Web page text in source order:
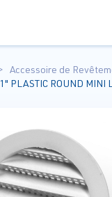
Accessoire de
1" PLASTIC ROUND MINI